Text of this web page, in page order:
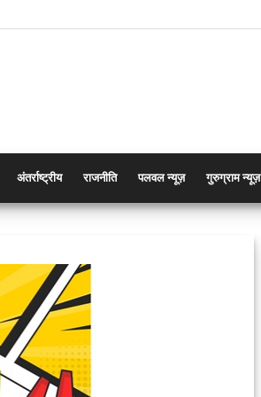
अंतर्राष्ट्रीय राजनीति पलवल न्यूज़ गुरुग्राम न्यूज़